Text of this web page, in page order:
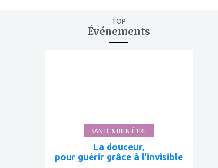
TOP
Événements
SANTÉ & BIEN-ÊTRE
La douceur,
pour guérir grâce à l'invisible